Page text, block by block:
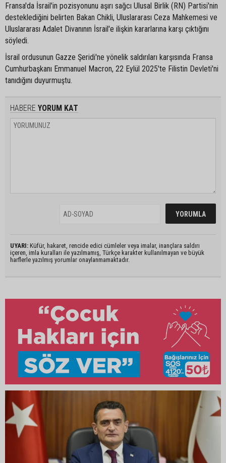
Fransa'da İsrail'in pozisyonunu aşırı sağcı Ulusal Birlik (RN) Partisi'nin
desteklediğini belirten Bakan Chikli, Uluslararası Ceza Mahkemesi ve
Uluslararası Adalet Divanının İsrail'e ilişkin kararlarına karşı çıktığını
söyledi.
İsrail ordusunun Gazze Şeridi'ne yönelik saldırıları karşısında Fransa
Cumhurbaşkanı Emmanuel Macron, 22 Eylül 2025'te Filistin Devleti'ni
tanıdığını duyurmuştu.
HABERE YORUM KAT
UYARI: Küfür, hakaret, rencide edici cümleler veya imalar, inançlara saldırı
içeren, imla kuralları ile yazılmamış, Türkçe karakter kullanılmayan ve büyük
harflerle yazılmış yorumlar onaylanmamaktadır.